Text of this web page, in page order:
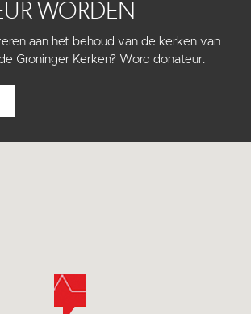
WORDEN
aan het behoud van de kerken van
Groninger Kerken? Word donateur.